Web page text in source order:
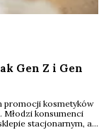
Gen Z i Gen
promocji kosmetyków
Młodzi konsumenci
stacjonarnym, a